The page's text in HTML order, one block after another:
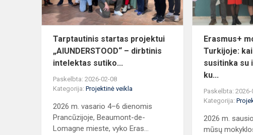
i...
Tarptautinis startas projektui
„AIUNDERSTOOD“ – dirbtinis
intelektas sutiko...
Paskelbta: 2026-02-08
Kategorija: Projektinė veikla
2026 m. vasario 4–6 dienomis
Prancūzijoje, Beaumont-de-
Lomagne mieste, vyko Eras...
Erasmus+
Turkijoje:
susitinka su
ku...
Paskelbta: 2026-
Kategorija:
2026 m.
mūsų